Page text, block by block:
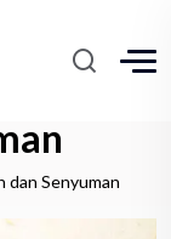
dan Senyuman